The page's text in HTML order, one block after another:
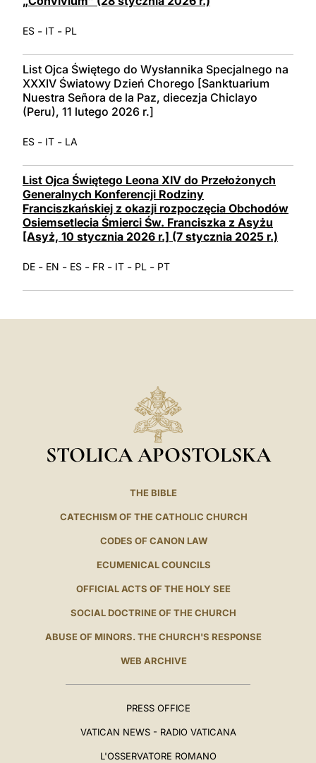
ES - IT - PL
List Ojca Świętego do Wysłannika Specjalnego na
XXXIV Światowy Dzień Chorego [Sanktuarium
Nuestra Señora de la Paz, diecezja Chiclayo
(Peru), 11 lutego 2026 r.]
ES - IT - LA
List Ojca Świętego Leona XIV do Przełożonych
Generalnych Konferencji Rodziny
Franciszkańskiej z okazji rozpoczęcia Obchodów
Osiemsetlecia Śmierci Św. Franciszka z Asyżu
[Asyż, 10 stycznia 2026 r.] (7 stycznia 2025 r.)
DE - EN - ES - FR - IT - PL - PT
STOLICA APOSTOLSKA
THE BIBLE
CATECHISM OF THE CATHOLIC CHURCH
CODES OF CANON LAW
ECUMENICAL COUNCILS
OFFICIAL ACTS OF THE HOLY SEE
SOCIAL DOCTRINE OF THE CHURCH
ABUSE OF MINORS. THE CHURCH'S RESPONSE
WEB ARCHIVE
PRESS OFFICE
VATICAN NEWS - RADIO VATICANA
L'OSSERVATORE ROMANO